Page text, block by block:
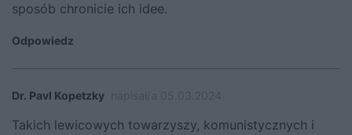
sposób chronicie ich idee.
Odpowiedz
Dr. Pavl Kopetzky
Takich lewicowych towarzyszy, komunistycznych i